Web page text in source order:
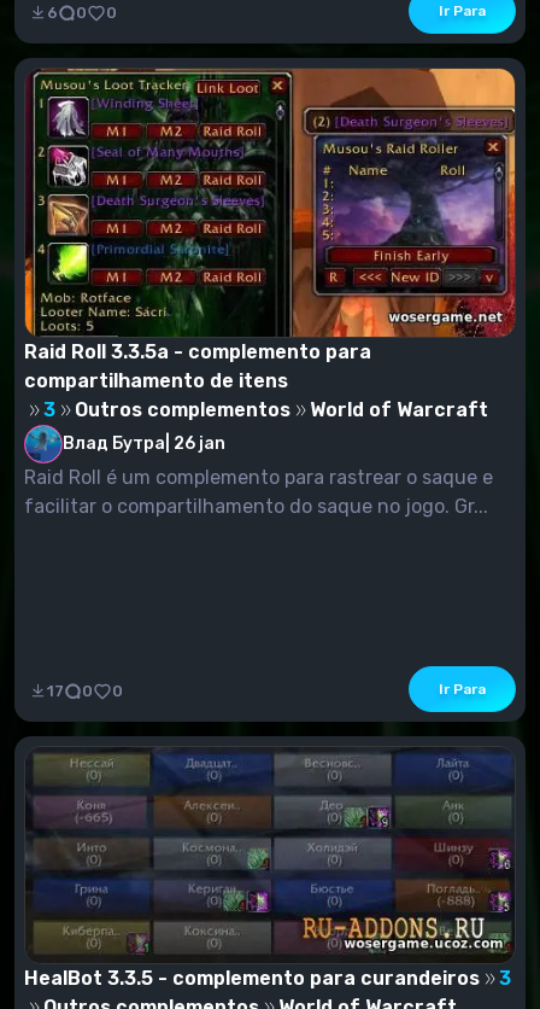
6 0 0 Ir Para
Raid Roll 3.3.5a - complemento para
compartilhamento de itens
3
Outros complementos World of Warcraft
Влад Бутра 26 jan
Raid Roll é um complemento para rastrear o saque e
facilitar o compartilhamento do saque no jogo. Gr...
17 0 0 Ir Para
HealBot 3.3.5 - complemento para curandeiros
3